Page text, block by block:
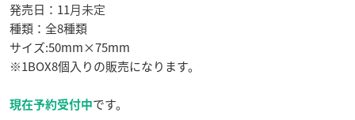
発売日：11月未定
種類：全8種類
サイズ:50mm×75mm
※1BOX8個入りの販売になります。
現在予約受付中です。